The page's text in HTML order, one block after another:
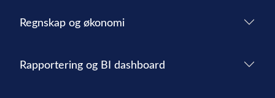
Regnskap og økonomi
Rapportering og BI dashboard